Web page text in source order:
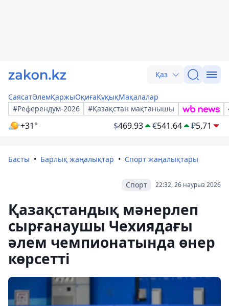
Қаз
СаясатӘлемҚаржыОқиғаҚұқықМақалалар
#Референдум-2026
#Қазақстан мақтанышы
+31° $469.93 €541.64 ₽5.71
Басты Барлық жаңалықтар Спорт жаңалықтары
22:32, 26 наурыз 2026
Спорт
Қазақстандық мәнерлеп
сырғанаушы Чехиядағы
әлем чемпионатында өнер
көрсетті